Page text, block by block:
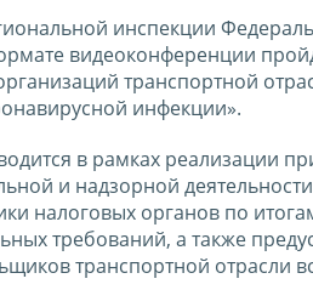
инспекции
видеоконференции
транспортной
инфекции».
в рамках реализации
и надзорной
налоговых органов по
требований, а также
транспортной отрасли